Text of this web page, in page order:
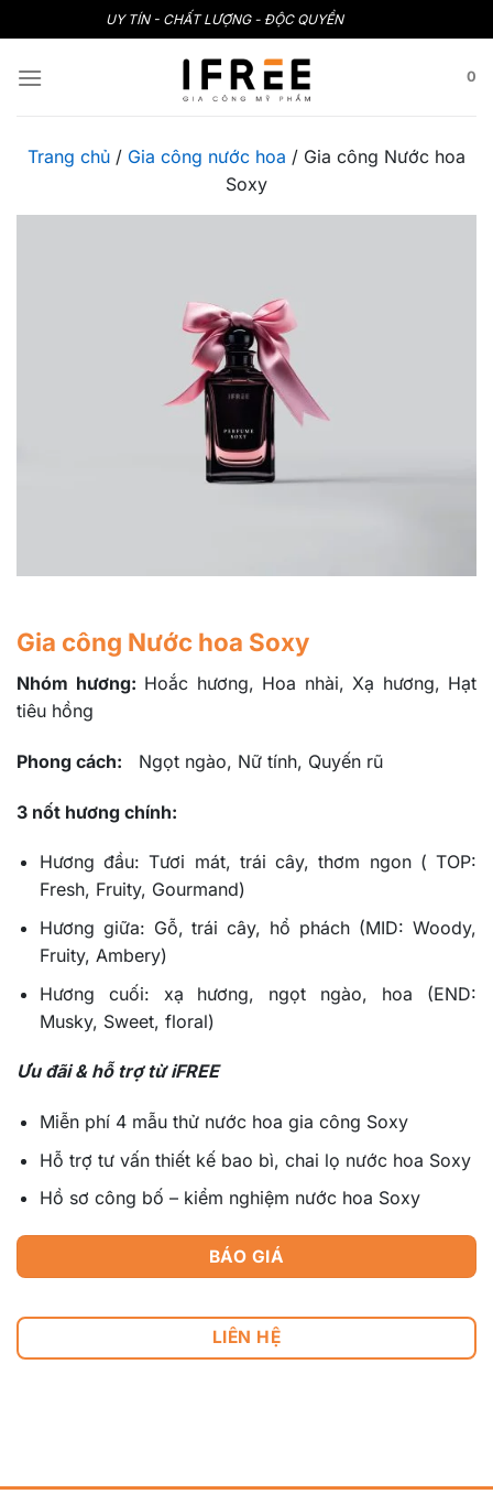
qua
nội
UY TÍN - CHẤT LƯỢNG - ĐỘC QUYỀN
0
Trang chủ / Gia công nước hoa / Gia công Nước hoa
Soxy
Gia công Nước hoa Soxy
Nhóm hương: Hoắc hương, Hoa nhài, Xạ hương, Hạt
tiêu hồng
Phong cách: Ngọt ngào, Nữ tính, Quyến rũ
3 nốt hương chính:
Hương đầu: Tươi mát, trái cây, thơm ngon ( TOP:
Fresh, Fruity, Gourmand)
Hương giữa: Gỗ, trái cây, hổ phách (MID: Woody,
Fruity, Ambery)
Hương cuối: xạ hương, ngọt ngào, hoa (END:
Musky, Sweet, floral)
Ưu đãi & hỗ trợ từ iFREE
Miễn phí 4 mẫu thử nước hoa gia công Soxy
Hỗ trợ tư vấn thiết kế bao bì, chai lọ nước hoa Soxy
Hồ sơ công bố – kiểm nghiệm nước hoa Soxy
BÁO GIÁ
LIÊN HỆ